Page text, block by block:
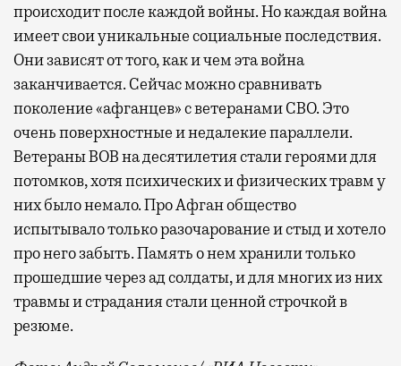
происходит после каждой войны. Но каждая война
имеет свои уникальные социальные последствия.
Они зависят от того, как и чем эта война
заканчивается. Сейчас можно сравнивать
поколение «афганцев» с ветеранами СВО. Это
очень поверхностные и недалекие параллели.
Ветераны ВОВ на десятилетия стали героями для
потомков, хотя психических и физических травм у
них было немало. Про Афган общество
испытывало только разочарование и стыд и хотело
про него забыть. Память о нем хранили только
прошедшие через ад солдаты, и для многих из них
травмы и страдания стали ценной строчкой в
резюме.